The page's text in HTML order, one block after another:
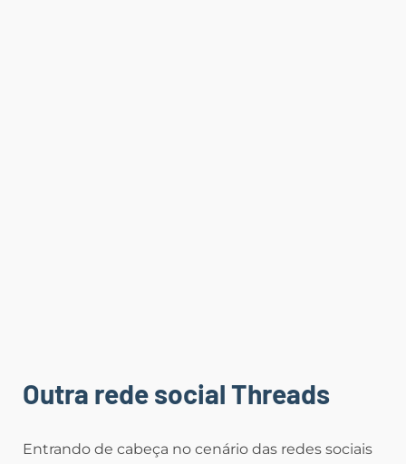
Outra rede socialThreads
Entrando de cabeça no cenário das redes sociais